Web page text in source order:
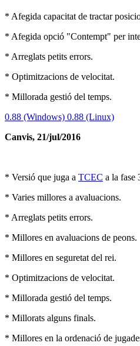
* Afegida capacitat de tractar
* Afegida opció "Contempt" per
* Arreglats petits errors.
* Optimitzacions de velocitat.
* Millorada gestió del temps.
0.88 (Windows) 0.88 (Linux)
Canvis, 21/jul/2016
* Versió que juga a TCEC a la fase
* Varies millores a avaluacions.
* Arreglats petits errors.
* Millores en avaluacions de peons.
* Millores en seguretat del rei.
* Optimitzacions de velocitat.
* Millorada gestió del temps.
* Millorats alguns finals.
* Millores en la ordenació de